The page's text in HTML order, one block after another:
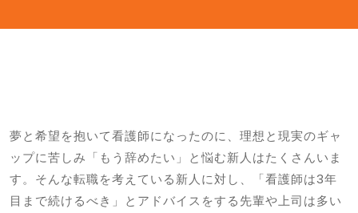
夢と希望を抱いて看護師になったのに、理想と現実のギャ
ップに苦しみ「もう辞めたい」と悩む新人はたくさんいま
す。そんな転職を考えている新人に対し、「看護師は3年
目まで続けるべき」とアドバイスをする先輩や上司は多い